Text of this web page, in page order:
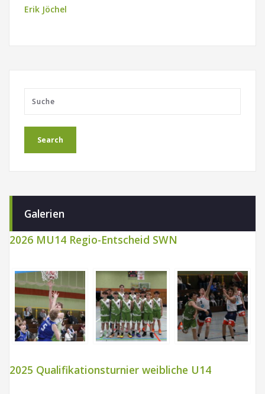
Erik Jöchel
Galerien
2026 MU14 Regio-Entscheid SWN
2025 Qualifikationsturnier weibliche U14